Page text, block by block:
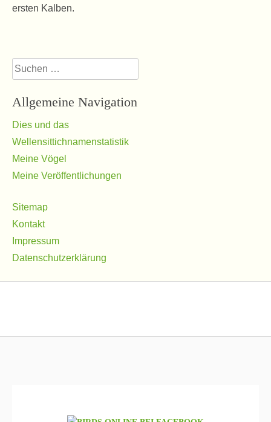
ersten Kalben.
Suchen
nach:
Allgemeine Navigation
Dies und das
Wellensittichnamenstatistik
Meine Vögel
Meine Veröffentlichungen
Sitemap
Kontakt
Impressum
Datenschutzerklärung